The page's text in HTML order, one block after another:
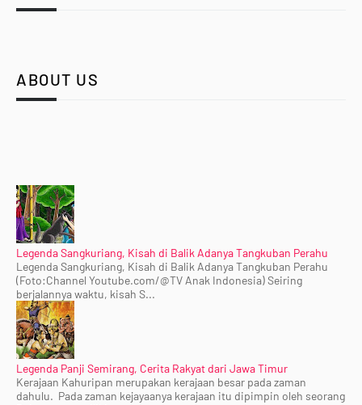
ABOUT US
Legenda Sangkuriang, Kisah di Balik Adanya Tangkuban Perahu
Legenda Sangkuriang, Kisah di Balik Adanya Tangkuban Perahu
(Foto:Channel Youtube.com/@TV Anak Indonesia) Seiring
berjalannya waktu, kisah S...
Legenda Panji Semirang, Cerita Rakyat dari Jawa Timur
Kerajaan Kahuripan merupakan kerajaan besar pada zaman
dahulu. Pada zaman kejayaanya kerajaan itu dipimpin oleh seorang